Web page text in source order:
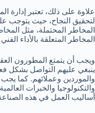
علاوة على ذلك، تعتبر إدارة
لتحقيق النجاح، حيث يتوجب
المخاطر المحتملة، مثل
المخاطر المتعلقة بالأداء
ويجب أن يتمتع المطورون
ينبغي عليهم التواصل بشكل
والموردين وعملائهم. كما
والتكنولوجيا والخبرات
أساليب العمل في هذه